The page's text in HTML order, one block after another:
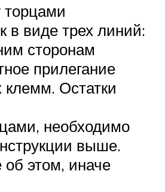
в виде трех линий:
сторонам
прилегание
Остатки
необходимо
выше.
этом, иначе